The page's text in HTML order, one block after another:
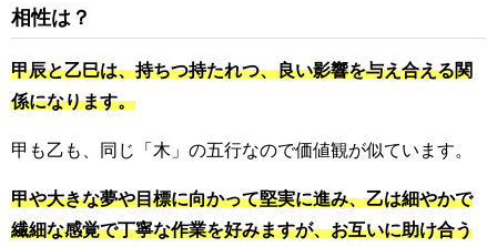
相性は？
甲辰と乙巳は、持ちつ持たれつ、良い影響を与え合える関
係になります。
甲も乙も、同じ「木」の五行なので価値観が似ています。
甲や大きな夢や目標に向かって堅実に進み、乙は細やかで
繊細な感覚で丁寧な作業を好みますが、お互いに助け合う